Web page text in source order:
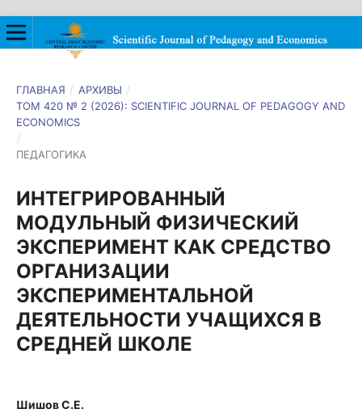
ГЛАВНАЯ / АРХИВЫ /
ТОМ 420 № 2 (2026): SCIENTIFIC JOURNAL OF PEDAGOGY AND
ECONOMICS
/
ПЕДАГОГИКА
ИНТЕГРИРОВАННЫЙ
МОДУЛЬНЫЙ ФИЗИЧЕСКИЙ
ЭКСПЕРИМЕНТ КАК СРЕДСТВО
ОРГАНИЗАЦИИ
ЭКСПЕРИМЕНТАЛЬНОЙ
ДЕЯТЕЛЬНОСТИ УЧАЩИХСЯ В
СРЕДНЕЙ ШКОЛЕ
Шишов С.Е.